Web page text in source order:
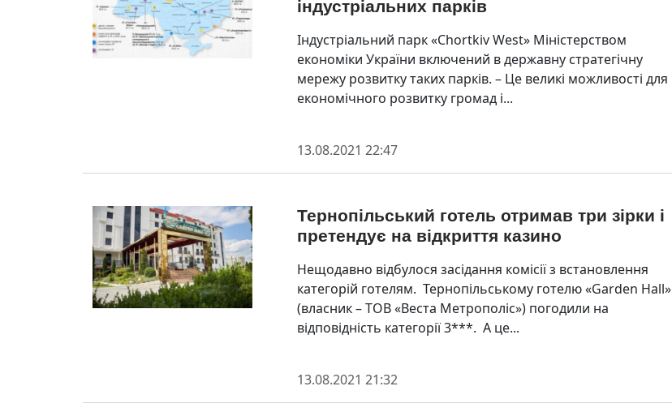
індустріальних парків
Індустріальний парк «Chortkiv West» Міністерством
економіки України включений в державну стратегічну
мережу розвитку таких парків. – Це великі можливості для
економічного розвитку громад і...
13.08.2021 22:47
Тернопільський готель отримав три зірки і
претендує на відкриття казино
Нещодавно відбулося засідання комісії з встановлення
категорій готелям. Тернопільському готелю «Garden Hall»
(власник – ТОВ «Веста Метрополіс») погодили на
відповідність категорії 3***. А це...
13.08.2021 21:32